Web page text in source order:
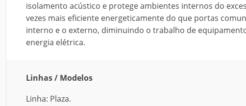
isolamento acústico e protege ambientes internos do
vezes mais eficiente energeticamente do que portas
interno e o externo, diminuindo o trabalho de
energia elétrica.
Linhas / Modelos
Linha: Plaza.